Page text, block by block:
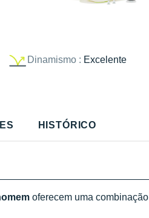
Dinamismo : Excelente
HISTÓRICO
oferecem uma combinação